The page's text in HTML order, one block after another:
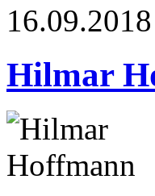
16.09.2018
Hilmar